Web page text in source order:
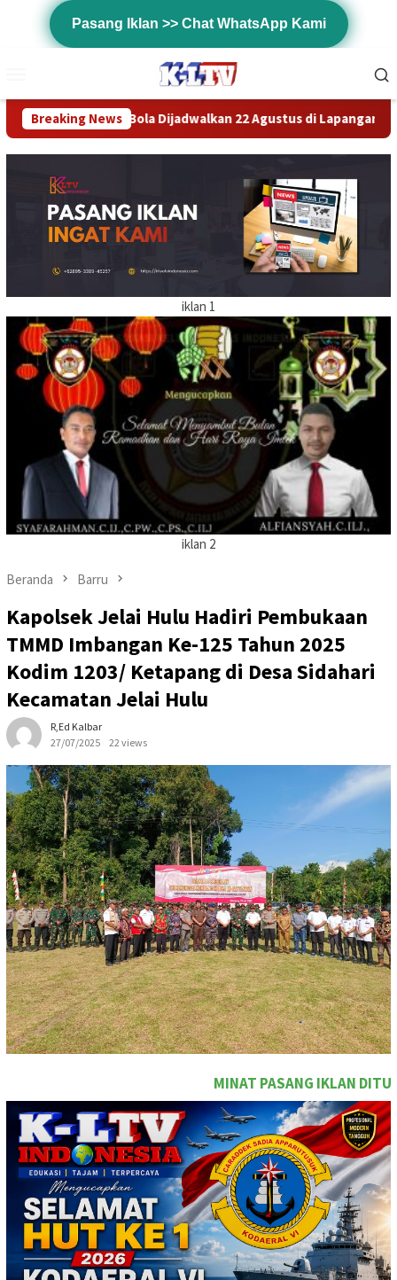
Pasang Iklan >> Chat WhatsApp Kami
Mobile
Breaking News
22 Agustus di Lapangan Aretos Tonasa Satu, 16
iklan 1
iklan 2
Beranda Barru
Kapolsek Jelai Hulu Hadiri Pembukaan
TMMD Imbangan Ke-125 Tahun 2025
Kodim 1203/ Ketapang di Desa Sidahari
Kecamatan Jelai Hulu
R,Ed Kalbar
27/07/2025
22 views
MINAT PASANG IKLAN DITULISAN INI SEGARA